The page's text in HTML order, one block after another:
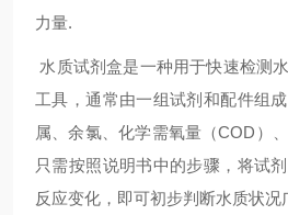
力量.
水质试剂盒‌是一种用于快速检测
工具，通常由一组试剂和配件组
属、余氯、化学需氧量（COD）
只需按照说明书中的步骤，将试
反应变化，即可初步判断水质状